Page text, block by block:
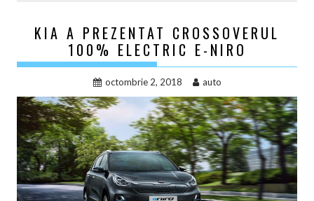
KIA A PREZENTAT CROSSOVERUL
100% ELECTRIC E-NIRO
octombrie 2, 2018 auto